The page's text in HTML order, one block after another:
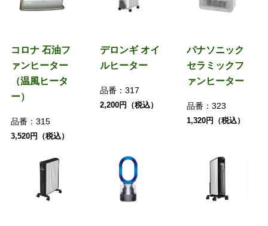
コロナ 石油フ
ァンヒーター
（温風ヒータ
ー）
品番： 315
3,520円（税込）
デロンギ オイ
ルヒーター
品番：317
2,200円（税込）
パナソニック
セラミックフ
ァンヒーター
品番：323
1,320円（税込）